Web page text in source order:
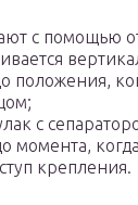
с помощью
положения,
с
момента,
крепления.